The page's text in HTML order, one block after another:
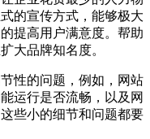
的宣传方式，能够极大
提高用户满意度。帮助
大品牌知名度。
性的问题，例如，网站
运行是否流畅，以及网
些小的细节和问题都要